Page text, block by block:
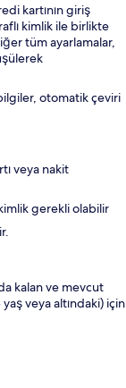
kartının giriş
kimlik ile birlikte
tüm ayarlamalar,
otomatik çeviri
veya nakit
gerekli olabilir
kalan ve mevcut
veya altındaki) için